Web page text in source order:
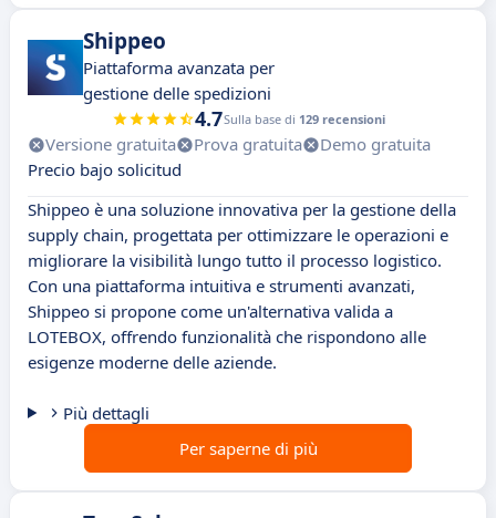
Shippeo
Piattaforma avanzata per
gestione delle spedizioni
4.7Sulla base di 129 recensioni
Versione gratuita Prova gratuita
Demo gratuita
Precio bajo solicitud
Shippeo è una soluzione innovativa per la gestione della
supply chain, progettata per ottimizzare le operazioni e
migliorare la visibilità lungo tutto il processo logistico.
Con una piattaforma intuitiva e strumenti avanzati,
Shippeo si propone come un'alternativa valida a
LOTEBOX, offrendo funzionalità che rispondono alle
esigenze moderne delle aziende.
Più dettagli
Per saperne di più